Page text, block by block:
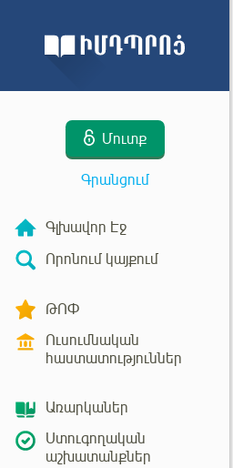
Մուտք
Գրանցում
Գլխավոր Էջ
Որոնում կայքում
ԹՈՓ
Ուսումնական
հաստատություններ
Առարկաներ
Ստուգողական
աշխատանքներ